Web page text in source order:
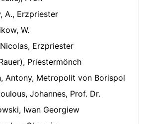
A., Erzpriester
W.
Erzpriester
Priestermönch
Antony, Metropolit von Borispol
Johannes, Prof. Dr.
Iwan Georgiew